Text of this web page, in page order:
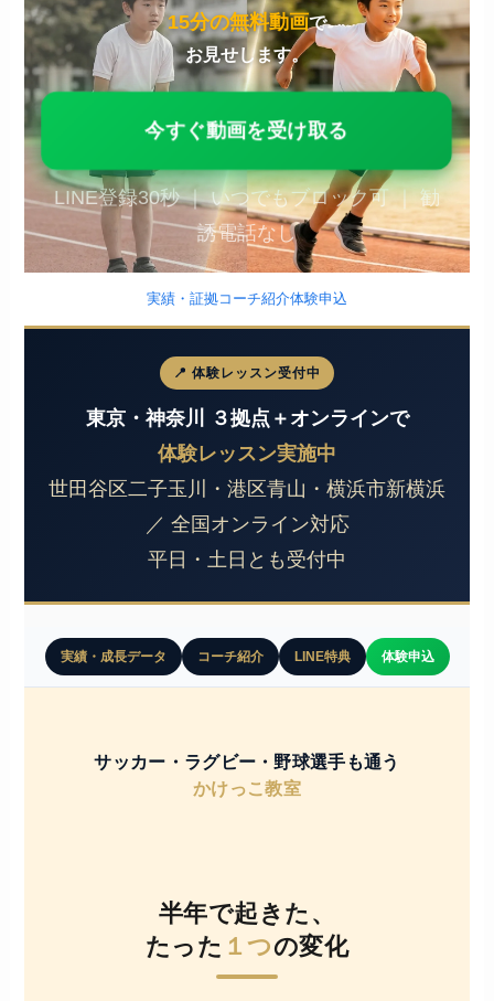
15分の無料動画で
お見せします。
今すぐ動画を受け取る
LINE登録30秒 ｜ いつでもブロック可 ｜ 勧
誘電話なし
実績・証拠コーチ紹介体験申込
📍 体験レッスン受付中
東京・神奈川 ３拠点＋オンラインで
体験レッスン実施中
世田谷区二子玉川・港区青山・横浜市新横浜
／ 全国オンライン対応
平日・土日とも受付中
実績・成長データ コーチ紹介 LINE特典 体験申込
サッカー・ラグビー・野球選手も通う
かけっこ教室
半年で起きた、
たった １つの変化